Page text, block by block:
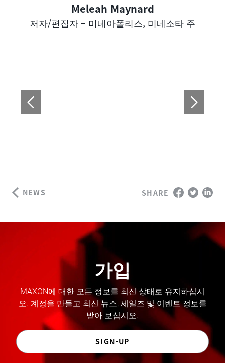
Author
Meleah Maynard
저자/편집자 – 미네아폴리스, 미네소타 주
NEWS SHARE
가입
MAXON에 대한 모든 정보를 최신 상태로 유지하십시
오. 계정을 만들고 최신 뉴스, 세일즈 및 이벤트 정보를
받아 보십시오.
SIGN-UP